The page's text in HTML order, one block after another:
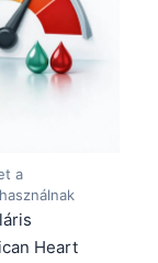
a
Heart